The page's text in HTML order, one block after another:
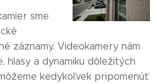
sme
záznamy. Videokamery nám
hlasy a dynamiku dôležitých
kedykoľvek pripomenúť